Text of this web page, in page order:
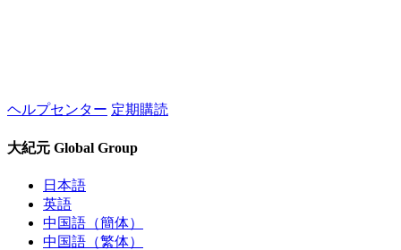
ヘルプセンター 定期購読
大紀元 Global Group
日本語
英語
中国語（簡体）
中国語（繁体）